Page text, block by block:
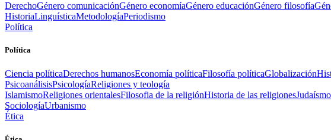
DerechoGénero comunicaciónGénero economíaGénero educaciónGénero filosofía
HistoriaLinguísticaMetodologíaPeriodismo
Política
Política
Ciencia políticaDerechos humanosEconomía políticaFilosofía políticaGlobalización
PsicoanálisisPsicologíaReligiones y teología
IslamismoReligiones orientalesFilosofia de la religiónHistoria de las religionesJudaísmo
SociologíaUrbanismo
Ética